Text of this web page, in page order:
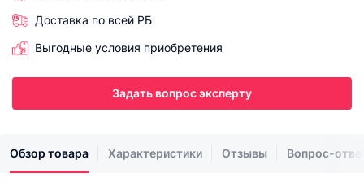
Доставка по всей РБ
Выгодные условия приобретения
Задать вопрос эксперту
Обзор товара Характеристики Отзывы Вопрос-